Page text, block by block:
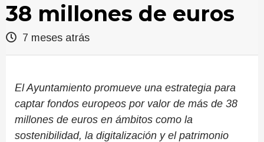
38 millones de euros
7 meses atrás
El Ayuntamiento promueve una estrategia para
captar fondos europeos por valor de más de 38
millones de euros en ámbitos como la
sostenibilidad, la digitalización y el patrimonio